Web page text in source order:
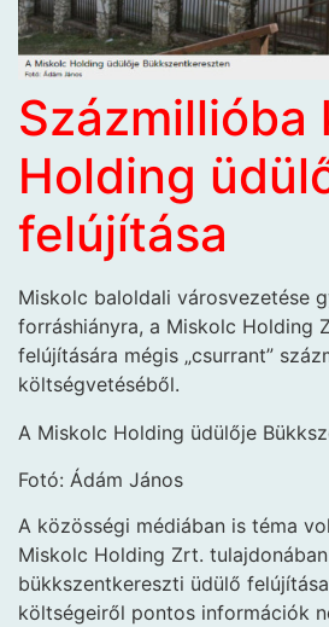
Százmillióba
Holding
felújítása
Miskolc baloldali városvezetése
forráshiányra, a Miskolc Holding
felújítására mégis „csurrant”
költségvetéséből.
A Miskolc Holding üdülője
Fotó: Ádám János
A közösségi médiában is téma
Miskolc Holding Zrt.
bükkszentkereszti üdülő
költségeiről pontos információk